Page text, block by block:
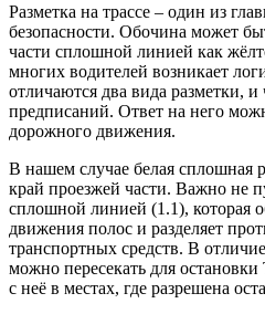
Разметка на трассе – один из
безопасности. Обочина может
части сплошной линией как
многих водителей возникает
отличаются два вида разметки,
предписаний. Ответ на него
дорожного движения.
В нашем случае белая сплошная
край проезжей части. Важно не
сплошной линией (1.1), которая
движения полос и разделяет
транспортных средств. В
можно пересекать для
с неё в местах, где разрешена